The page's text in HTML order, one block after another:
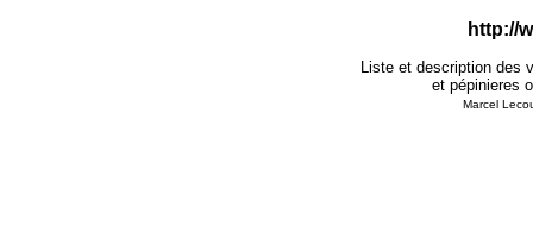
http://
Liste et description des
et pépinieres
Marcel